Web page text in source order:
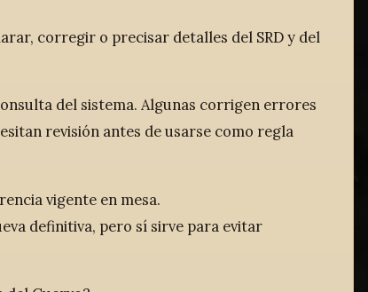
corregir o precisar detalles del SRD y del
del sistema. Algunas corrigen errores
revisión antes de usarse como regla
vigente en mesa.
definitiva, pero sí sirve para evitar